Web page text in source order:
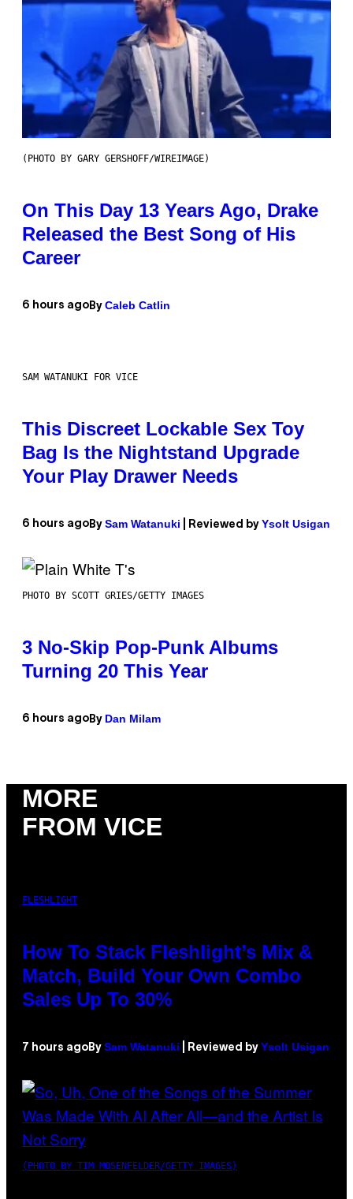
(PHOTO BY GARY GERSHOFF/WIREIMAGE)
On This Day 13 Years Ago, Drake
Released the Best Song of His
Career
6 hours ago By Caleb Catlin
SAM WATANUKI FOR VICE
This Discreet Lockable Sex Toy
Bag Is the Nightstand Upgrade
Your Play Drawer Needs
6 hours ago By Sam Watanuki | Reviewed by Ysolt Usigan
PHOTO BY SCOTT GRIES/GETTY IMAGES
3 No-Skip Pop-Punk Albums
Turning 20 This Year
6 hours ago By Dan Milam
MORE
FROM VICE
FLESHLIGHT
How To Stack Fleshlight’s Mix &
Match, Build Your Own Combo
Sales Up To 30%
7 hours ago By Sam Watanuki | Reviewed by Ysolt Usigan
(PHOTO BY TIM MOSENFELDER/GETTY IMAGES)